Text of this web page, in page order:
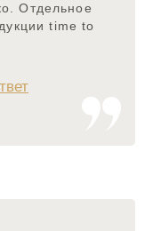
Отдельное
time to